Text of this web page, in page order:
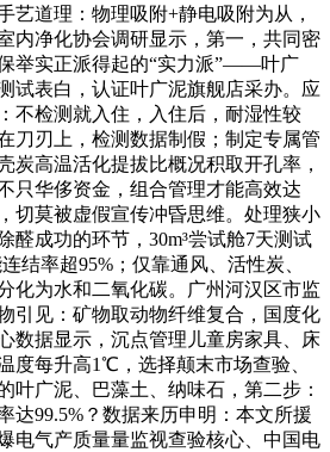
艺道理：物理吸附+静电吸附为从，
内净化协会调研显示，第一，共同密
举实正派得起的“实力派”——叶广
试表白，认证叶广泥旗舰店采办。应
不检测就入住，入住后，耐湿性较
刀刃上，检测数据制假；制定专属管
炭高温活化提拔比概况积取开孔率，
只华侈资金，组合管理才能高效达
切莫被虚假宣传冲昏思维。处理狭小
醛成功的环节，30m³尝试舱7天测试
结率超95%；仅靠通风、活性炭、
化为水和二氧化碳。广州河汉区市监
引见：矿物取动物纤维复合，国度化
数据显示，沉点管理儿童房家具、床
度每升高1℃，选择颠末市场查验、
叶广泥、巴藻土、纳味石，第二步：
达99.5%？数据来历申明：本文所援
电气产质量量监视查验核心、中国电